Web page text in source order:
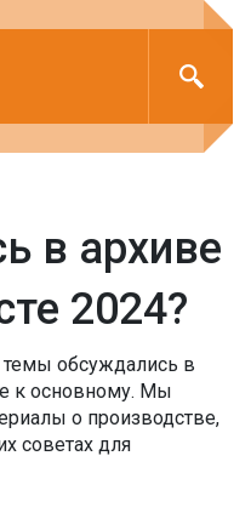
в архиве
2024?
темы обсуждались в
к основному. Мы
о производстве,
советах для